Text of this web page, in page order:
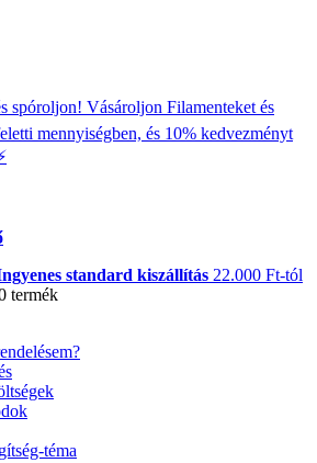
spóroljon! Vásároljon Filamenteket és
mennyiségben, és 10% kedvezményt
standard kiszállítás 22.000 Ft-tól
termék
téma